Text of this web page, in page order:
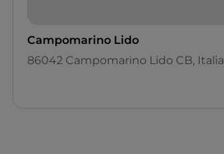
Campomarino Lido
86042 Campomarino Lido CB, Italia